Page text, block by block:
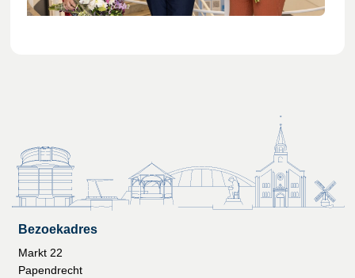
Bezoekadres
Markt 22
Papendrecht